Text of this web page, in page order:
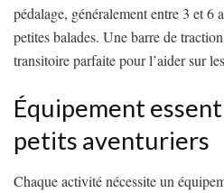
pédalage, généralement entre 3 et 6
petites balades. Une barre de
transitoire parfaite pour l’aider sur
Équipement
petits aventuriers
Chaque activité nécessite un